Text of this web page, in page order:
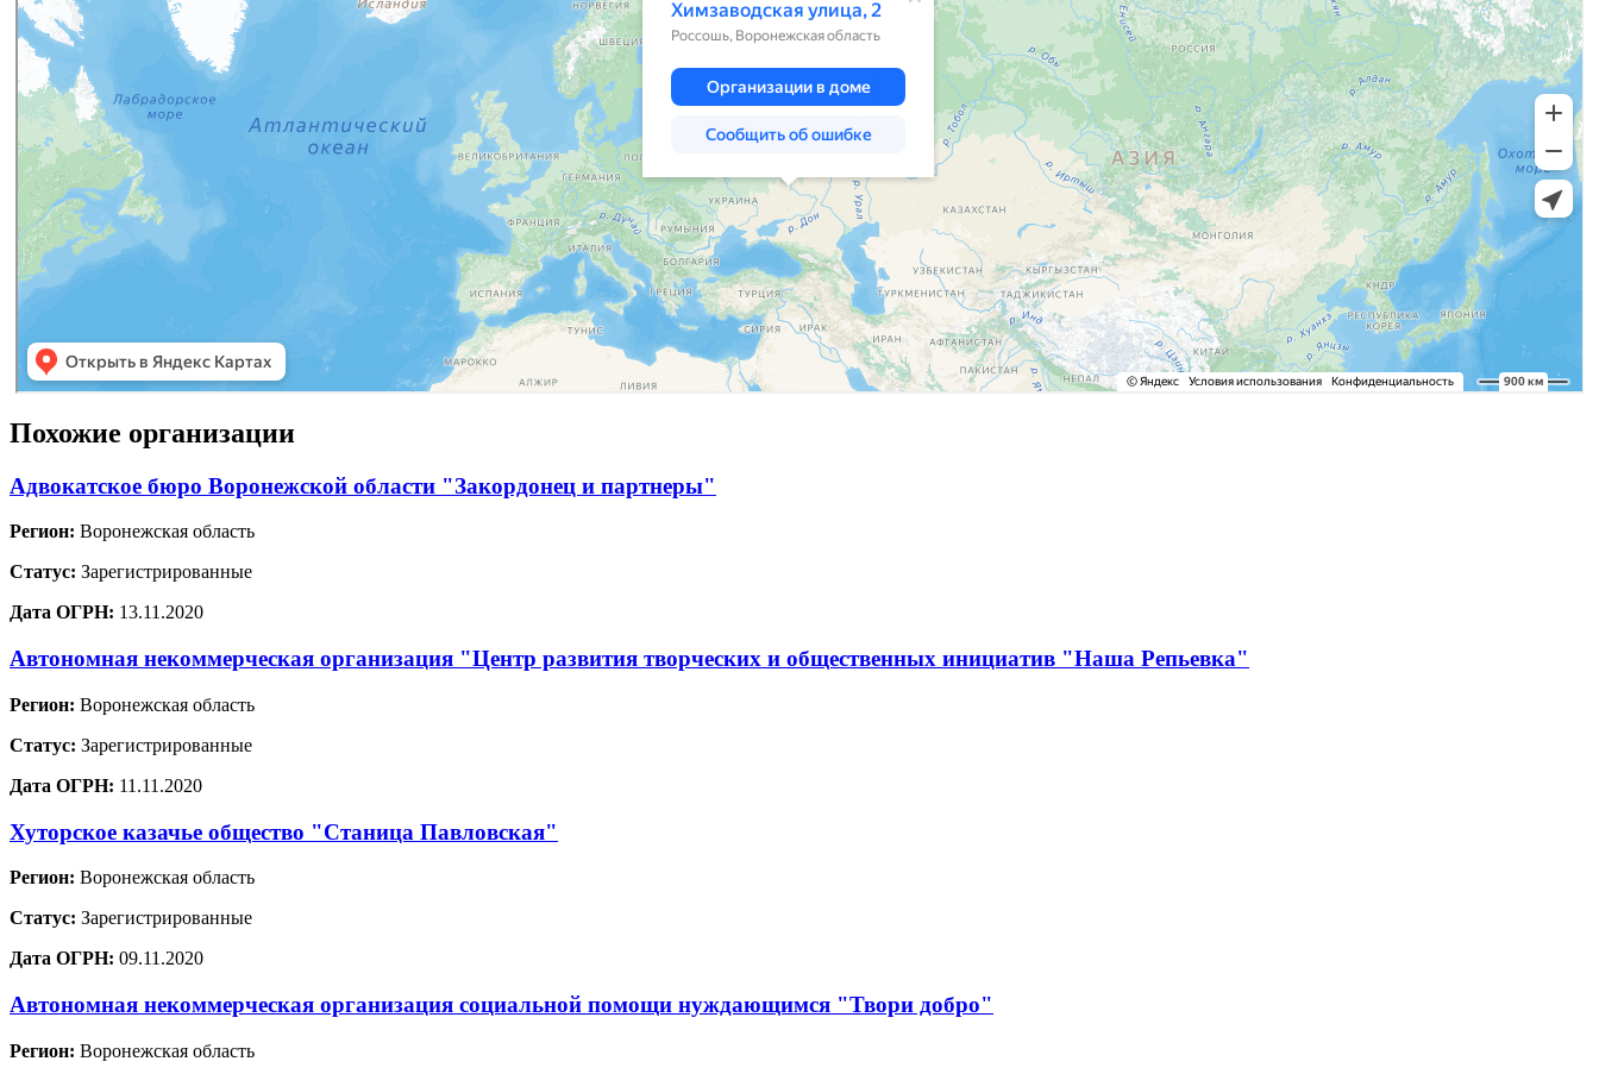
Похожие организации
Адвокатское бюро Воронежской области "Закордонец и партнеры"
Регион: Воронежская область
Статус: Зарегистрированные
Дата ОГРН: 13.11.2020
Автономная некоммерческая организация "Центр развития творческих и общественных инициатив "Наша Репьевка"
Регион: Воронежская область
Статус: Зарегистрированные
Дата ОГРН: 11.11.2020
Хуторское казачье общество "Станица Павловская"
Регион: Воронежская область
Статус: Зарегистрированные
Дата ОГРН: 09.11.2020
Автономная некоммерческая организация социальной помощи нуждающимся "Твори добро"
Регион: Воронежская область